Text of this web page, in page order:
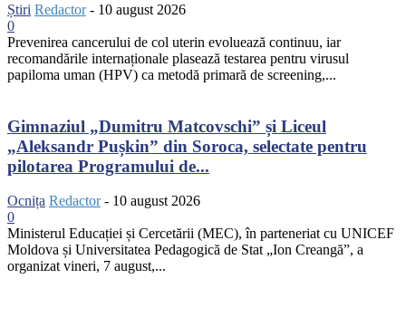
Știri Redactor - 10 august 2026
0
Prevenirea cancerului de col uterin evoluează continuu, iar
recomandările internaționale plasează testarea pentru virusul
papiloma uman (HPV) ca metodă primară de screening,...
Gimnaziul „Dumitru Matcovschi” și Liceul
„Aleksandr Pușkin” din Soroca, selectate pentru
pilotarea Programului de...
Ocnița Redactor - 10 august 2026
0
Ministerul Educației și Cercetării (MEC), în parteneriat cu UNICEF
Moldova și Universitatea Pedagogică de Stat „Ion Creangă”, a
organizat vineri, 7 august,...